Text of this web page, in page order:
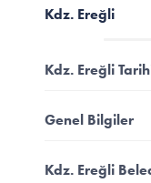
Kdz. Ereğli
Kdz. Ereğli
Genel Bilgiler
Kdz. Ereğli